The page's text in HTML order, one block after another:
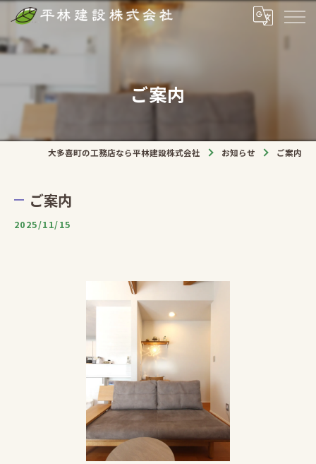
ご案内
大多喜町の工務店なら平林建設株式会社 お知らせ ご案内
ご案内
2025/11/15